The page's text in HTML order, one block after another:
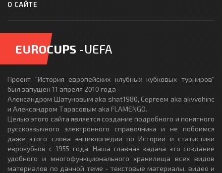
О САЙТЕ
EUROCUPS -UEFA
Проект "История европейских клубных кубковых турниров"
был запущен 11 апреля 2010 года -
Александром Шатуновым aka shat1980, Сергеем aka akvvohinc
и Александром Тарасовым aka FLAMENGO.
Целью этого сайта является создание подробного и понятного
русскоязычного электронного справочника и не побоимся
даже этого слова энциклопедии по Истории и статистики
еврокубков с 1955 года. Наша главная задача это создание
удобного и многофункционального хранилища всех видов
материалов по данной теме - текстовые материалы, видео и